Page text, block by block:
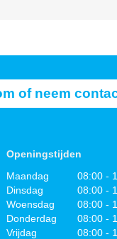
of neem
Openingstijden
Maandag
08:00 -
Dinsdag
08:00 -
Woensdag
08:00 -
Donderdag
08:00 -
Vrijdag
08:00 -